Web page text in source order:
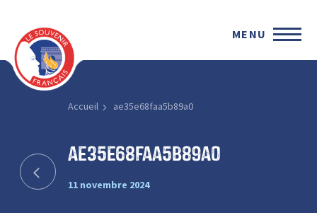
MENU
Accueil ae35e68faa5b89a0
ae35e68faa5b89a0
11 novembre 2024